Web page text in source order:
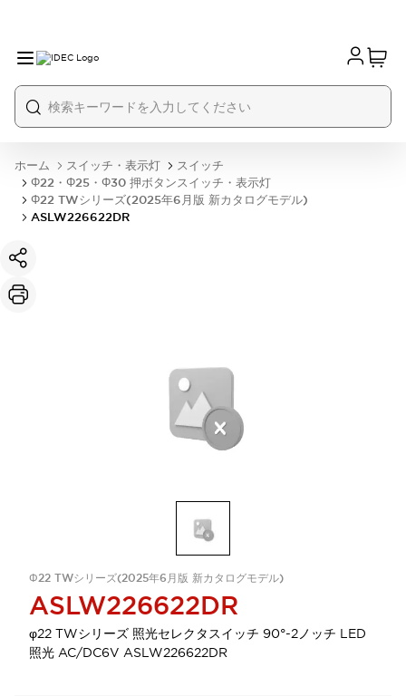
ホーム スイッチ・表示灯
スイッチ
Φ22・Φ25・Φ30 押ボタンスイッチ・表示灯
Φ22 TWシリーズ(2025年6月版 新カタログモデル)
ASLW226622DR
Φ22 TWシリーズ(2025年6月版 新カタログモデル)
ASLW226622DR
φ22 TWシリーズ 照光セレクタスイッチ 90°-2ノッチ LED
照光 AC/DC6V ASLW226622DR